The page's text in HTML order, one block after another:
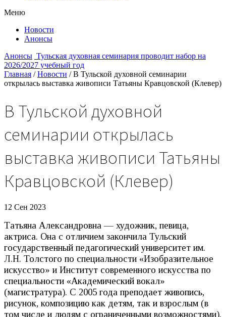
Меню
Новости
Анонсы
Анонсы Тульская духовная семинария проводит набор на
2026/2027 учебный год
Главная / Новости / В Тульской духовной семинарии
открылась выставка живописи Татьяны Кравцовской (Клевер)
В Тульской духовной
семинарии открылась
выставка живописи Татьяны
Кравцовской (Клевер)
12 Сен 2023
Татьяна Александровна — художник, певица,
актриса. Она с отличием закончила Тульский
государственный педагогический университет им.
Л.Н. Толстого по специальности «Изобразительное
искусство» и Институт современного искусства по
специальности «Академический вокал»
(магистратура). С 2005 года преподает живопись,
рисунок, композицию как детям, так и взрослым (в
том числе и людям с ограниченными возможностями).